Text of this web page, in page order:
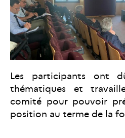
Les participants ont
thématiques et
comité pour pouvoir
position au terme de la